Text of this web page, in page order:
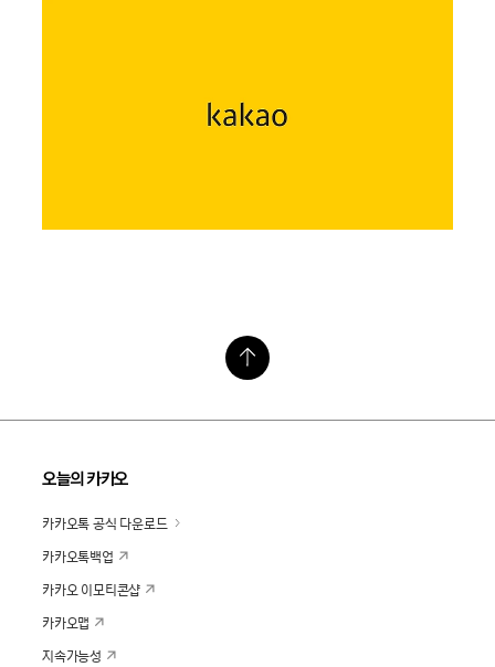
오늘의 카카오
카카오톡 공식 다운로드
카카오톡백업
카카오 이모티콘샵
카카오맵
지속가능성